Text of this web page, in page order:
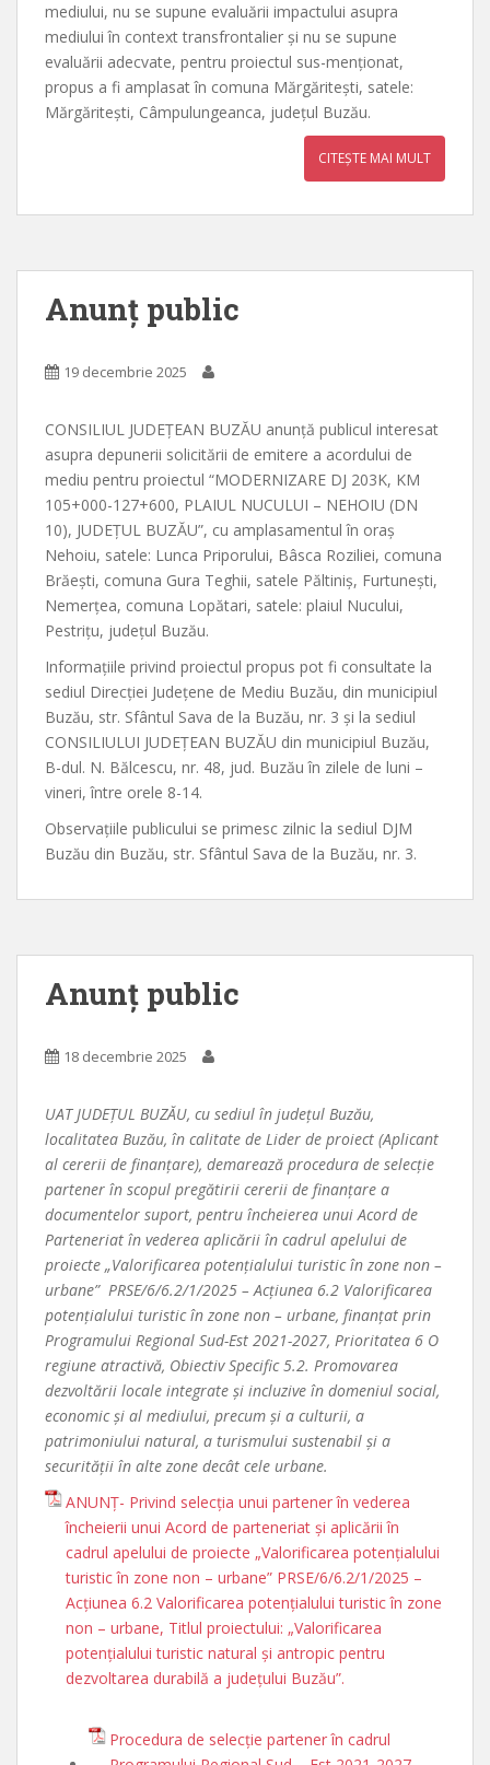
mediului, nu se supune evaluării impactului asupra
mediului în context transfrontalier și nu se supune
evaluării adecvate, pentru proiectul sus-menționat,
propus a fi amplasat în comuna Mărgăritești, satele:
Mărgăritești, Câmpulungeanca, județul Buzău.
CITEȘTE MAI MULT
Anunț public
19 decembrie 2025
CONSILIUL JUDEȚEAN BUZĂU anunță publicul interesat
asupra depunerii solicitării de emitere a acordului de
mediu pentru proiectul “MODERNIZARE DJ 203K, KM
105+000-127+600, PLAIUL NUCULUI – NEHOIU (DN
10), JUDEȚUL BUZĂU”, cu amplasamentul în oraș
Nehoiu, satele: Lunca Priporului, Bâsca Roziliei, comuna
Brăești, comuna Gura Teghii, satele Păltiniș, Furtunești,
Nemerțea, comuna Lopătari, satele: plaiul Nucului,
Pestrițu, județul Buzău.
Informațiile privind proiectul propus pot fi consultate la
sediul Direcției Județene de Mediu Buzău, din municipiul
Buzău, str. Sfântul Sava de la Buzău, nr. 3 și la sediul
CONSILIULUI JUDEȚEAN BUZĂU din municipiul Buzău,
B-dul. N. Bălcescu, nr. 48, jud. Buzău în zilele de luni –
vineri, între orele 8-14.
Observațiile publicului se primesc zilnic la sediul DJM
Buzău din Buzău, str. Sfântul Sava de la Buzău, nr. 3.
Anunț public
18 decembrie 2025
UAT JUDEȚUL BUZĂU, cu sediul în județul Buzău,
localitatea Buzău, în calitate de Lider de proiect (Aplicant
al cererii de finanțare), demarează procedura de selecție
partener în scopul pregătirii cererii de finanțare a
documentelor suport, pentru încheierea unui Acord de
Parteneriat în vederea aplicării în cadrul apelului de
proiecte „Valorificarea potențialului turistic în zone non –
urbane” PRSE/6/6.2/1/2025 – Acțiunea 6.2 Valorificarea
potențialului turistic în zone non – urbane, finanțat prin
Programului Regional Sud-Est 2021-2027, Prioritatea 6 O
regiune atractivă, Obiectiv Specific 5.2. Promovarea
dezvoltării locale integrate și incluzive în domeniul social,
economic și al mediului, precum și a culturii, a
patrimoniului natural, a turismului sustenabil și a
securității în alte zone decât cele urbane.
ANUNȚ- Privind selecția unui partener în vederea
încheierii unui Acord de parteneriat și aplicării în
cadrul apelului de proiecte „Valorificarea potențialului
turistic în zone non – urbane” PRSE/6/6.2/1/2025 –
Acțiunea 6.2 Valorificarea potențialului turistic în zone
non – urbane, Titlul proiectului: „Valorificarea
potenţialului turistic natural şi antropic pentru
dezvoltarea durabilă a judeţului Buzău”.
Procedura de selecție partener în cadrul